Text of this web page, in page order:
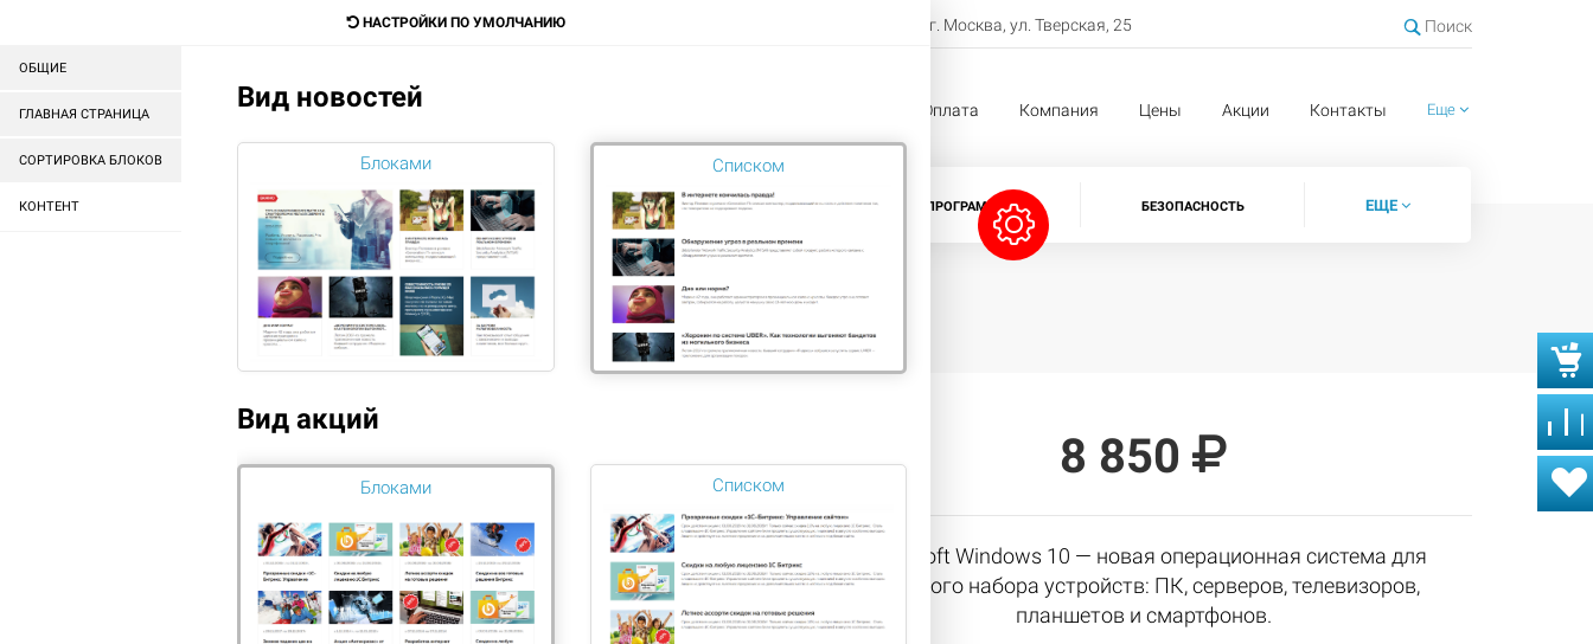
НАСТРОЙКИ ПО УМОЛЧАНИЮ
ОБЩИЕ
ГЛАВНАЯ СТРАНИЦА
СОРТИРОВКА БЛОКОВ
КОНТЕНТ
Вид новостей
Блоками Списком
Вид акций
Блоками Списком
г. Москва, ул. Тверская, 25 Поиск
Digital-агентство для продажи
Оплата Компания Цены Акции Контакты Еще
ГОТОВЫЕ САЙТЫ ГОТОВЫЕ МАГАЗИНЫ CRM-СИСТЕМЫ ЛИЦЕНЗИИ БИТРИКС ПРОГРАММЫ 1С БЕЗОПАСНОСТЬ ЕЩЕ
ОФИСНЫЕ ПРОГРАММЫ WINDOWS
MICROSOFT WINDOWS 10 HOME
8 850
Microsoft Windows 10 — новая операционная система для
широкого набора устройств: ПК, серверов, телевизоров,
планшетов и смартфонов.